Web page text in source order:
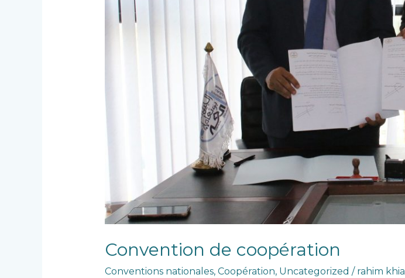
Convention de coopération
Conventions nationales, Coopération, Uncategorized / rahim khial